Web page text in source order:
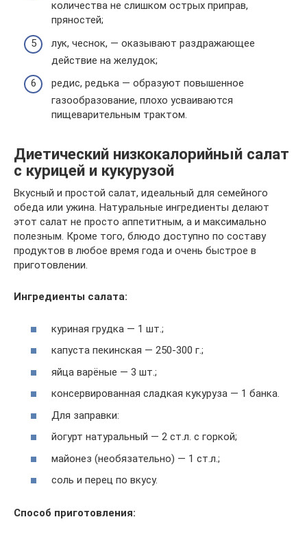
количества не слишком острых приправ,
пряностей;
лук, чеснок, — оказывают раздражающее
действие на желудок;
редис, редька — образуют повышенное
газообразование, плохо усваиваются
пищеварительным трактом.
Диетический низкокалорийный салат
с курицей и кукурузой
Вкусный и простой салат, идеальный для семейного
обеда или ужина. Натуральные ингредиенты делают
этот салат не просто аппетитным, а и максимально
полезным. Кроме того, блюдо доступно по составу
продуктов в любое время года и очень быстрое в
приготовлении.
Ингредиенты салата:
куриная грудка — 1 шт.;
капуста пекинская — 250-300 г.;
яйца варёные — 3 шт.;
консервированная сладкая кукуруза — 1 банка.
Для заправки:
йогурт натуральный — 2 ст.л. с горкой;
майонез (необязательно) — 1 ст.л.;
соль и перец по вкусу.
Способ приготовления: